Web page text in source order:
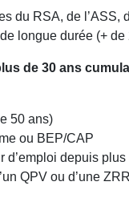
du RSA, de l’ASS,
longue durée (+
de 30 ans
50 ans)
ou BEP/CAP
d’emploi depuis
QPV ou d’une ZRR